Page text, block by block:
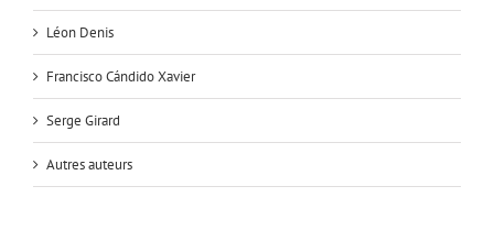
Léon Denis
Francisco Cándido Xavier
Serge Girard
Autres auteurs